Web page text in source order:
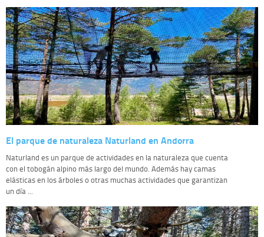
El parque de naturaleza Naturland en Andorra
Naturland es un parque de actividades en la naturaleza que cuenta
con el tobogán alpino más largo del mundo. Además hay camas
elásticas en los árboles o otras muchas actividades que garantizan
un día ...